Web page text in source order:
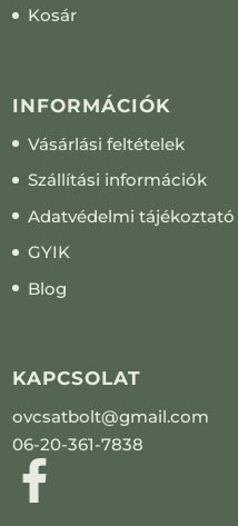
Kosár
INFORMÁCIÓK
Vásárlási feltételek
Szállítási információk
Adatvédelmi tájékoztató
GYIK
Blog
KAPCSOLAT
ovcsatbolt@gmail.com
06-20-361-7838